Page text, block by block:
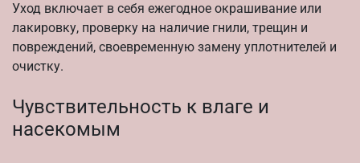
Уход включает в себя ежегодное окрашивание или
лакировку, проверку на наличие гнили, трещин и
повреждений, своевременную замену уплотнителей и
очистку.
Чувствительность к влаге и
насекомым